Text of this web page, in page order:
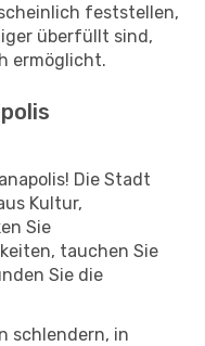
feststellen,
überfüllt sind,
ermöglicht.
Die Stadt
Kultur,
Sie
tauchen Sie
Sie die
schlendern, in